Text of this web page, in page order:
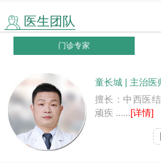
医生团队
门诊专家
童长城 | 主治医
擅长：中西医
顽疾 ......[详情]